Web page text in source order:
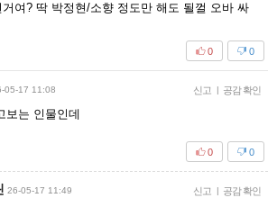
여? 딱 박정현/소향 정도만 해도 될껄 오바 싸
0
0
05-17 11:08 신고 공감 확인
보는 인물인데
0
0
26-05-17 11:49 신고 공감 확인